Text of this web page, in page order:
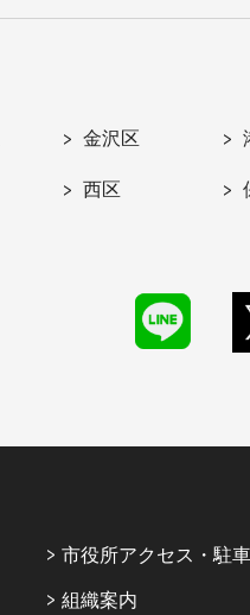
金沢区
西区
市役所アクセス・駐
組織案内